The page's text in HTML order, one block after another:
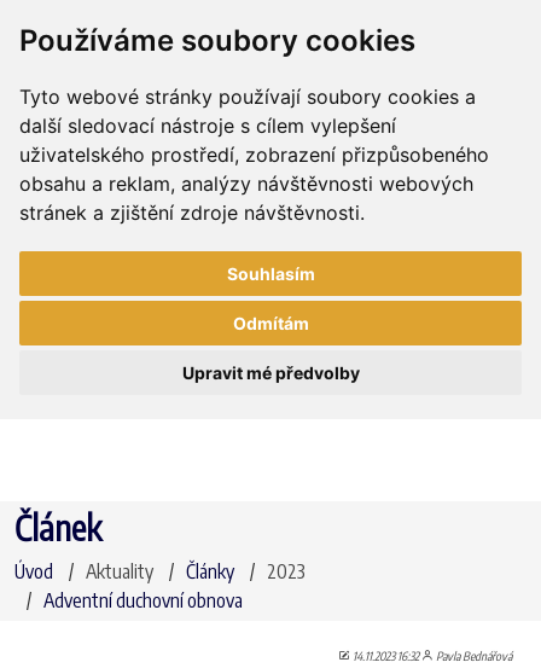
Používáme soubory cookies
Tyto webové stránky používají soubory cookies a
další sledovací nástroje s cílem vylepšení
uživatelského prostředí, zobrazení přizpůsobeného
obsahu a reklam, analýzy návštěvnosti webových
stránek a zjištění zdroje návštěvnosti.
Souhlasím
Odmítám
Upravit mé předvolby
Článek
Úvod Aktuality Články
2023
Adventní duchovní obnova
14.11.2023 16:32 Pavla Bednářová